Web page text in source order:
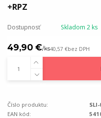
+RPZ
Dostupnosť Skladom 2 ks
49,90 €/ks40,57 €bez DPH
Číslo produktu:
EAN kód: